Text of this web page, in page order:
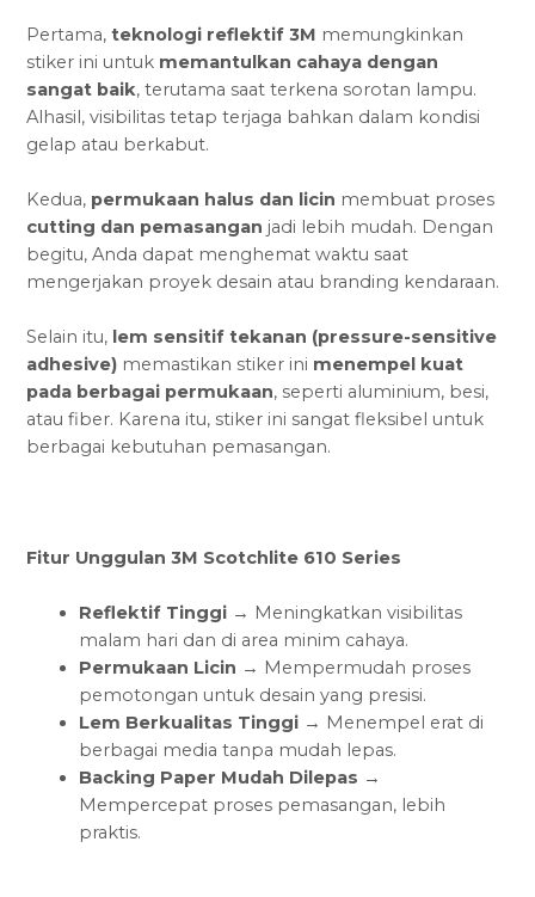
Pertama,teknologi reflektif 3M memungkinkan
stiker ini untuk memantulkan cahaya dengan
sangat baik, terutama saat terkena sorotan lampu.
Alhasil, visibilitas tetap terjaga bahkan dalam kondisi
gelap atau berkabut.
Kedua, permukaan halus dan licin membuat proses
cutting dan pemasangan jadi lebih mudah. Dengan
begitu, Anda dapat menghemat waktu saat
mengerjakan proyek desain atau branding kendaraan.
Selain itu, lem sensitif tekanan (pressure-sensitive
adhesive) memastikan stiker ini menempel kuat
pada berbagai permukaan, seperti aluminium, besi,
atau fiber. Karena itu, stiker ini sangat fleksibel untuk
berbagai kebutuhan pemasangan.
Fitur Unggulan 3M Scotchlite 610 Series
Reflektif Tinggi → Meningkatkan visibilitas
malam hari dan di area minim cahaya.
Permukaan Licin → Mempermudah proses
pemotongan untuk desain yang presisi.
Lem Berkualitas Tinggi → Menempel erat di
berbagai media tanpa mudah lepas.
Backing Paper Mudah Dilepas →
Mempercepat proses pemasangan, lebih
praktis.